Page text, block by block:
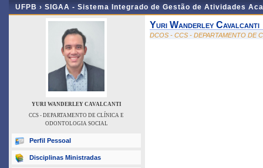
UFPB › SIGAA - Sistema Integrado de Gestão de Atividades
YURI WANDERLEY CAVALCANTI
CCS - DEPARTAMENTO DE CLÍNICA E
ODONTOLOGIA SOCIAL
Perfil Pessoal
Disciplinas Ministradas
Yuri Wanderley Cavalcanti
DCOS - CCS - DEPARTAMENTO DE